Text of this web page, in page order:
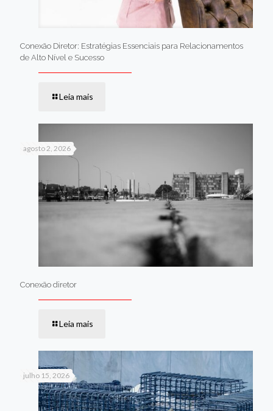
Conexão Diretor: Estratégias Essenciais para Relacionamentos
de Alto Nível e Sucesso
Leia mais
agosto 2, 2026
Conexão diretor
Leia mais
julho 15, 2026